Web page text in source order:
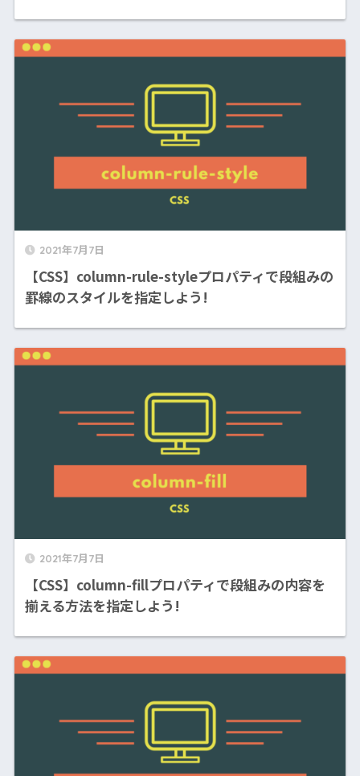
2021年7月7日
【CSS】column-rule-styleプロパティで段組みの
罫線のスタイルを指定しよう!
2021年7月7日
【CSS】column-fillプロパティで段組みの内容を
揃える方法を指定しよう!